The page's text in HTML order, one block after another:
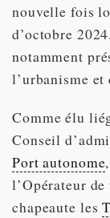
nouvelle fois
d’octobre
notamment
l’urbanisme
Comme élu
Conseil
Port autonome
l’Opérateur
chapeaute les